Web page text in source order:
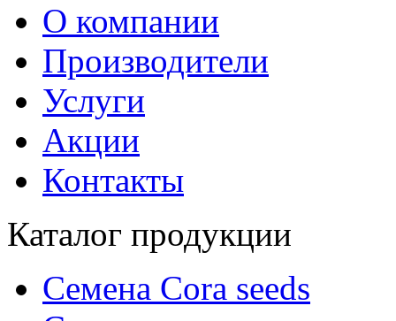
О компании
Производители
Услуги
Акции
Контакты
Каталог продукции
Семена Cora seeds